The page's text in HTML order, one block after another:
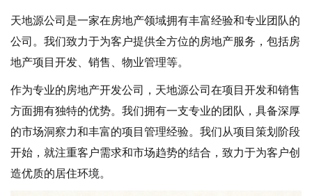
天地源公司是一家在房地产领域拥有丰富经验和专业团队的
公司。我们致力于为客户提供全方位的房地产服务，包括房
地产项目开发、销售、物业管理等。
作为专业的房地产开发公司，天地源公司在项目开发和销售
方面拥有独特的优势。我们拥有一支专业的团队，具备深厚
的市场洞察力和丰富的项目管理经验。我们从项目策划阶段
开始，就注重客户需求和市场趋势的结合，致力于为客户创
造优质的居住环境。